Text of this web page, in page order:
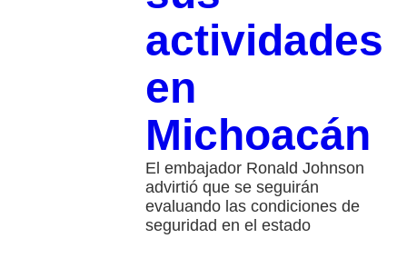
actividades
en
Michoacán
El embajador Ronald Johnson
advirtió que se seguirán
evaluando las condiciones de
seguridad en el estado